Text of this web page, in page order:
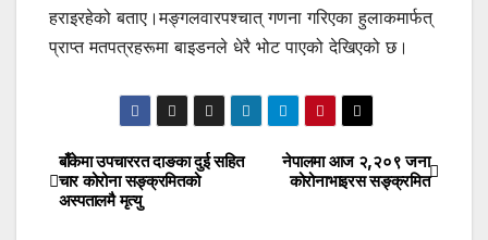
हराइरहेको बताए।मङ्गलवारपश्चात् गणना गरिएका हुलाकमार्फत्
प्राप्त मतपत्रहरूमा बाइडनले धेरै भोट पाएको देखिएको छ।
Post
navigation
नेपालमा आज २,२०९ जना
कोरोनाभाइरस सङ्क्रमित
बाँकेमा उपचाररत दाङका दुई सहित
चार कोरोना सङ्क्रमितको
अस्पतालमै मृत्यु